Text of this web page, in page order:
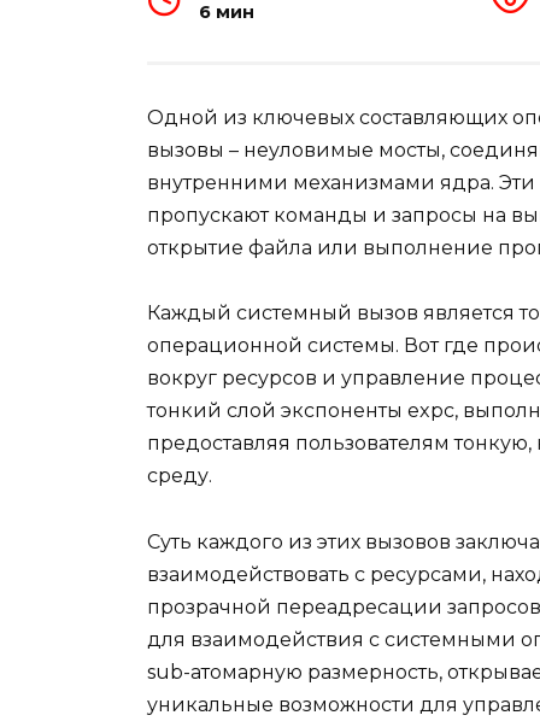
6 мин
Одной из ключевых составляющих
вызовы – неуловимые мосты,
внутренними механизмами ядра. Эти
пропускают команды и запросы на
открытие файла или выполнение
Каждый системный вызов является
операционной системы. Вот где
вокруг ресурсов и управление
тонкий слой экспоненты expс,
предоставляя пользователям
среду.
Суть каждого из этих вызовов
взаимодействовать с ресурсами,
прозрачной переадресации
для взаимодействия с системными
sub-атомарную размерность,
уникальные возможности для